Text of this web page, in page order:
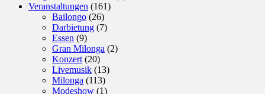
Veranstaltungen (161)
Bailongo (26)
Darbietung (7)
Essen (9)
Gran Milonga (2)
Konzert (20)
Livemusik (13)
Milonga (113)
Modeshow (1)